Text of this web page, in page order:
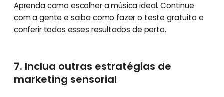
Aprenda como escolher a música ideal. Continue
com a gente e saiba como fazer o teste gratuito e
conferir todos esses resultados de perto.
7. Inclua outras estratégias de
marketing sensorial